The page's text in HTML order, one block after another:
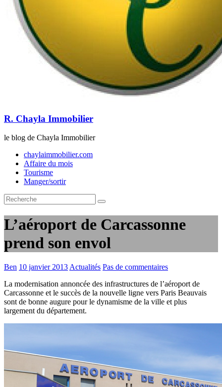
R. Chayla Immobilier
le blog de Chayla Immobilier
chaylaimmobilier.com
Affaire du mois
Tourisme
Manger/sortir
L’aéroport de Carcassonne
prend son envol
Ben 10 janvier 2013 Actualités Pas de commentaires
La modernisation annoncée des infrastructures de l’aéroport de
Carcassonne et le succès de la nouvelle ligne vers Paris Beauvais
sont de bonne augure pour le dynamisme de la ville et plus
largement du département.